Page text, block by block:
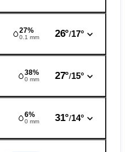
27%
0.1 mm 26°/17°
38%
0 mm 27°/15°
6%
0 mm 31°/14°